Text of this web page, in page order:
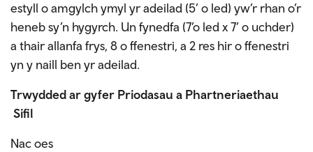
estyll o amgylch ymyl yr adeilad (5’ o led) yw’r rhan o’r
heneb sy’n hygyrch. Un fynedfa (7’o led x 7’ o uchder)
a thair allanfa frys, 8 o ffenestri, a 2 res hir o ffenestri
yn y naill ben yr adeilad.
Trwydded ar gyfer Priodasau a Phartneriaethau
Sifil
Nac oes